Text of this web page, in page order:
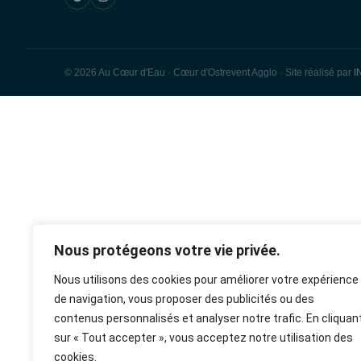
Nous protégeons votre vie privée.
Nous utilisons des cookies pour améliorer votre expérience
de navigation, vous proposer des publicités ou des
contenus personnalisés et analyser notre trafic. En
sur « Tout accepter », vous acceptez notre utilisation des
cookies.
© 2026 Au Cœur d'Eau · Cœur d'Ostrevent Agglo · Site réalisé par